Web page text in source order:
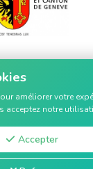
Tous droits
améliorer votre
acceptez notre
Accepter